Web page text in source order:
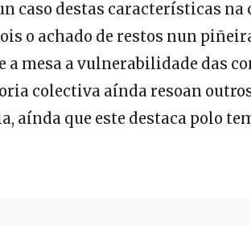
caso destas características na
o achado de restos nun
a mesa a vulnerabilidade das
colectiva aínda resoan
aínda que este destaca polo